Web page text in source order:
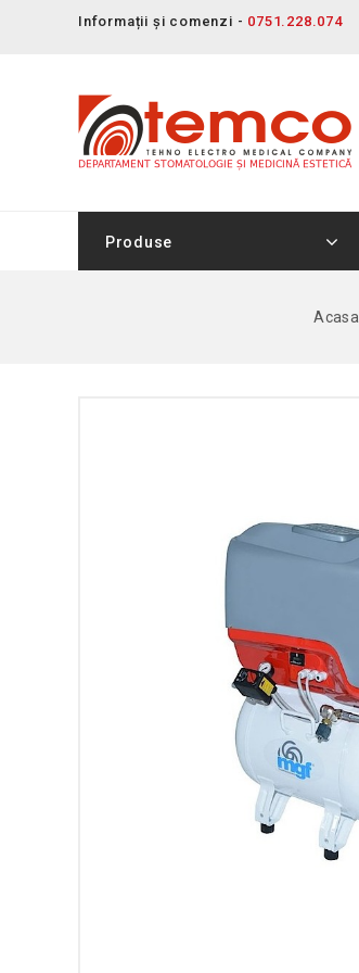
Informații și comenzi - 0751.228.074
Produse
Acasa